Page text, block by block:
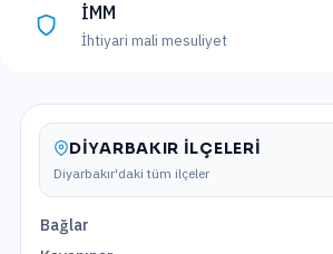
İMM
İhtiyari mali mesuliyet
DIYARBAKIR İLÇELERI
Diyarbakır'daki tüm ilçeler
Bağlar